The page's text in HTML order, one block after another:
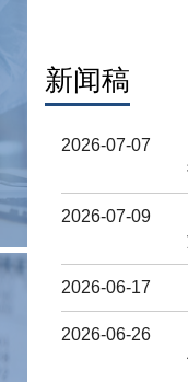
新闻稿
2026-07-07
2026-07-09
2026-06-17
2026-06-26